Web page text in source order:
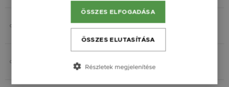
Opcionális
Opcionális
ÖSSZES ELFOGADÁSA
ÖSSZES ELUTASÍTÁSA
Részletek megjelenítése